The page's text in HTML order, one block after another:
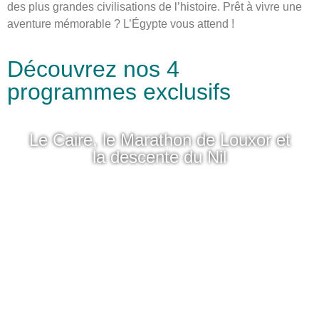
des plus grandes civilisations de l’histoire. Prêt à vivre une
aventure mémorable ? L’Égypte vous attend !
Découvrez nos 4
programmes exclusifs
Le Caire, le Marathon de Louxor et
la descente du Nil